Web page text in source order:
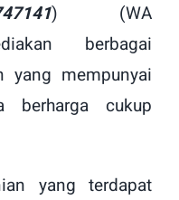
) (WA
berbagai
yang mempunyai
berharga cukup
yang terdapat